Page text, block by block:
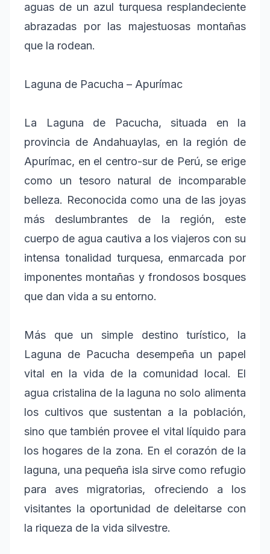
aguas de un azul turquesa resplandeciente
abrazadas por las majestuosas montañas
que la rodean.
Laguna de Pacucha – Apurímac
La Laguna de Pacucha, situada en la
provincia de Andahuaylas, en la región de
Apurímac, en el centro-sur de Perú, se erige
como un tesoro natural de incomparable
belleza. Reconocida como una de las joyas
más deslumbrantes de la región, este
cuerpo de agua cautiva a los viajeros con su
intensa tonalidad turquesa, enmarcada por
imponentes montañas y frondosos bosques
que dan vida a su entorno.
Más que un simple destino turístico, la
Laguna de Pacucha desempeña un papel
vital en la vida de la comunidad local. El
agua cristalina de la laguna no solo alimenta
los cultivos que sustentan a la población,
sino que también provee el vital líquido para
los hogares de la zona. En el corazón de la
laguna, una pequeña isla sirve como refugio
para aves migratorias, ofreciendo a los
visitantes la oportunidad de deleitarse con
la riqueza de la vida silvestre.